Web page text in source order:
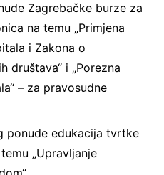
Zagrebačke burze za
na temu „Primjena
i Zakona o
društava“ i „Porezna
– za pravosudne
ponude edukacija tvrtke
„Upravljanje